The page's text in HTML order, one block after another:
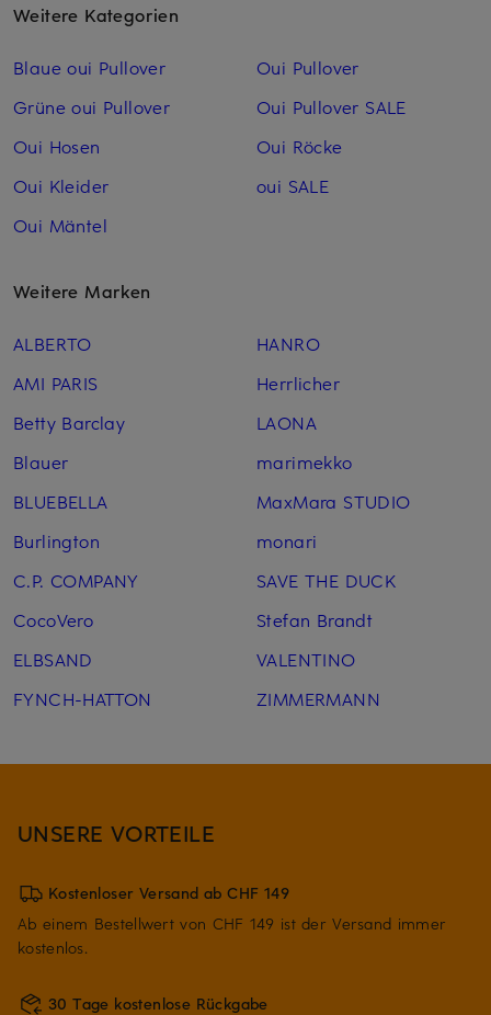
Weitere Kategorien
Blaue oui Pullover
Grüne oui Pullover
Oui Hosen
Oui Kleider
Oui Mäntel
Oui Pullover
Oui Pullover SALE
Oui Röcke
oui SALE
Weitere Marken
ALBERTO
AMI PARIS
Betty Barclay
Blauer
BLUEBELLA
Burlington
C.P. COMPANY
CocoVero
ELBSAND
FYNCH-HATTON
HANRO
Herrlicher
LAONA
marimekko
MaxMara STUDIO
monari
SAVE THE DUCK
Stefan Brandt
VALENTINO
ZIMMERMANN
UNSERE VORTEILE
Kostenloser Versand ab CHF 149
Ab einem Bestellwert von CHF 149 ist der Versand immer
kostenlos.
30 Tage kostenlose Rückgabe